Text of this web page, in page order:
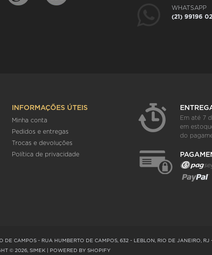
WHATSAPP
(21) 99196
INFORMAÇÕES ÚTEIS
Minha conta
Pedidos e entregas
Trocas e devoluções
Política de privacidade
Em até 7
em
do
DE CAMPOS - RUA HUMBERTO DE CAMPOS, 632 - LEBLON, RIO DE JANEIRO,
© 2026, SIMEK | POWERED BY SHOPIFY